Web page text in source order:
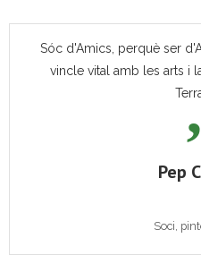
Sóc d'Amics, perquè ser
vincle vital amb les arts i
Pep
Soci,